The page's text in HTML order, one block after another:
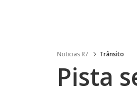
Noticias R7 Trânsito
Pista